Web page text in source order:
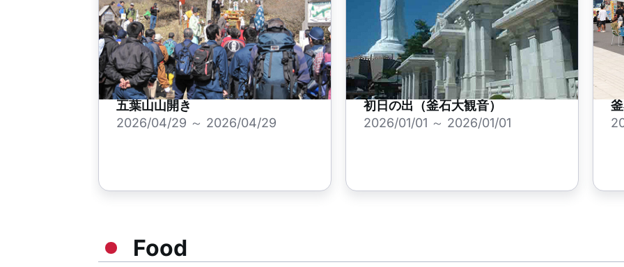
五葉山山開き
2026/04/29 ～ 2026/04/29
初日の出（釜石大観音）
2026/01/01 ～ 2026/01/01
Food